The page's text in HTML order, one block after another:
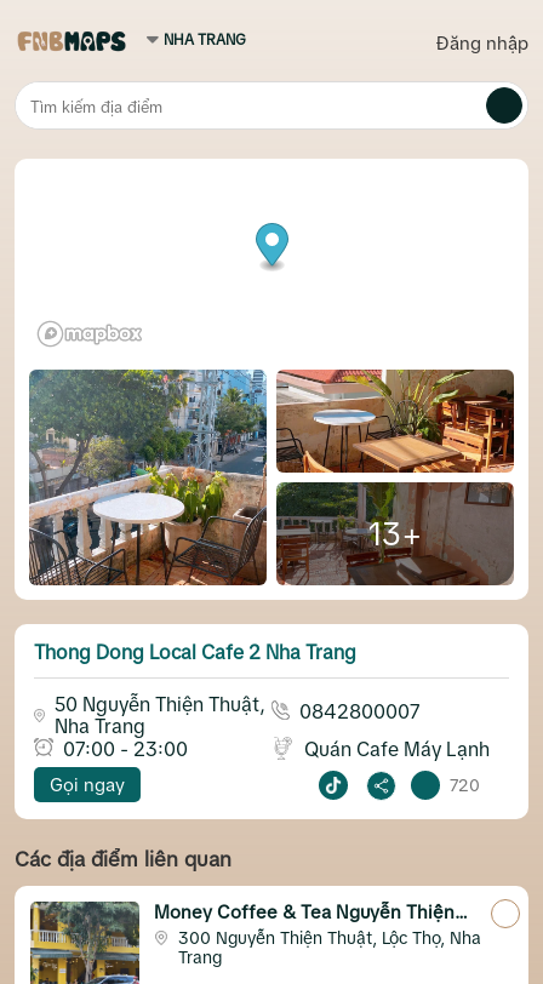
Đăng nhập
13+
Thong Dong Local Cafe 2 Nha Trang
50 Nguyễn Thiện Thuật,
Nha Trang
0842800007
07:00 - 23:00
Quán Cafe Máy Lạnh
Gọi ngay 720
Các địa điểm liên quan
Money Coffee & Tea Nguyễn Thiện
Thuật300 Nguyễn Thiện Thuật, Lộc Thọ, Nha
Trang